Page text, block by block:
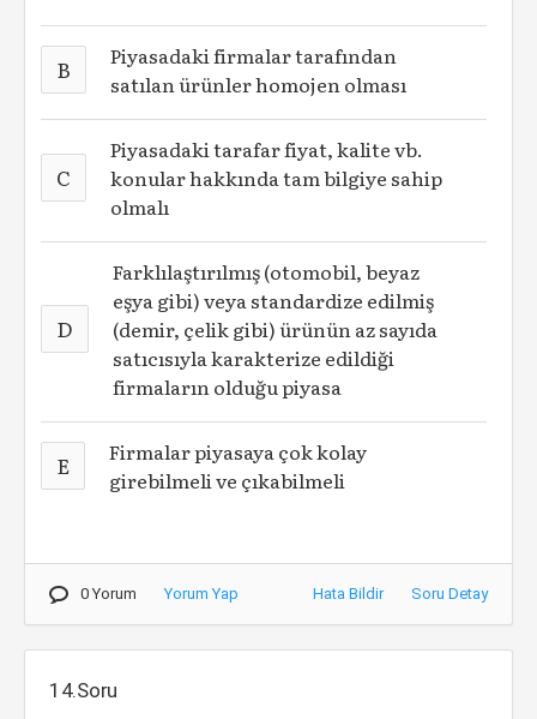
B
Piyasadaki firmalar tarafından
satılan ürünler homojen olması
C
Piyasadaki tarafar fiyat, kalite vb.
konular hakkında tam bilgiye sahip
olmalı
D
Farklılaştırılmış (otomobil, beyaz
eşya gibi) veya standardize edilmiş
(demir, çelik gibi) ürünün az sayıda
satıcısıyla karakterize edildiği
firmaların olduğu piyasa
E
Firmalar piyasaya çok kolay
girebilmeli ve çıkabilmeli
0 Yorum Yorum Yap Hata Bildir Soru Detay
14.Soru